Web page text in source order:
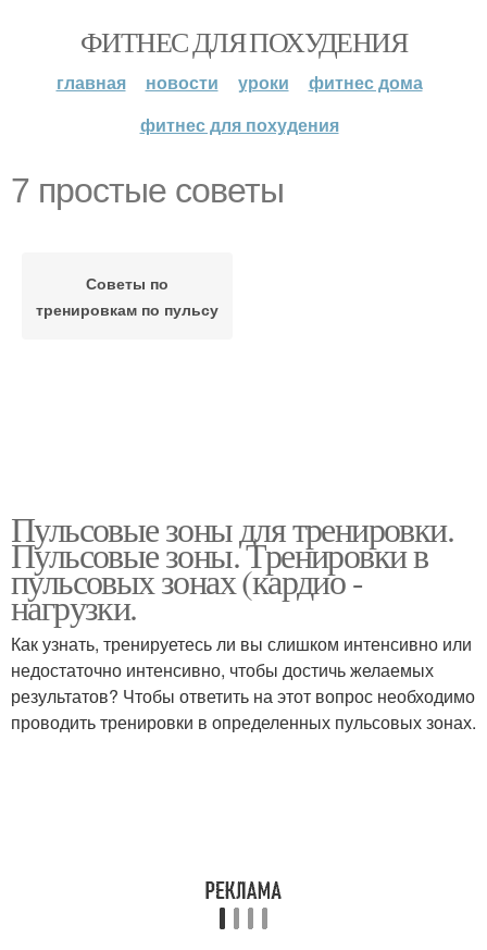
ФИТНЕС ДЛЯ ПОХУДЕНИЯ
главная новости уроки
фитнес дома
фитнес для похудения
7 простые советы
Советы по
тренировкам по пульсу
Пульсовые зоны для тренировки.
Пульсовые зоны. Тренировки в
пульсовых зонах (кардио -
нагрузки.
Как узнать, тренируетесь ли вы слишком интенсивно или
недостаточно интенсивно, чтобы достичь желаемых
результатов? Чтобы ответить на этот вопрос необходимо
проводить тренировки в определенных пульсовых зонах.